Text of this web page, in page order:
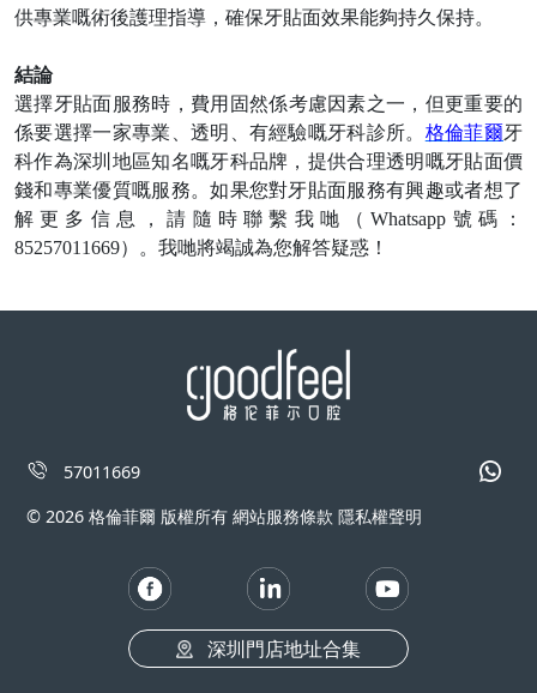
供專業嘅術後護理指導，確保牙貼面效果能夠持久保持。
結論
選擇牙貼面服務時，費用固然係考慮因素之一，但更重要的
係要選擇一家專業、透明、有經驗嘅牙科診所。 格倫菲爾牙
科作為深圳地區知名嘅牙科品牌，提供合理透明嘅牙貼面價
錢和專業優質嘅服務。如果您對牙貼面服務有興趣或者想了
解更多信息，請隨時聯繫 我哋 （Whatsapp 號碼：
85257011669）。 我哋將竭誠為您解答疑惑！
57011669
© 2026 格倫菲爾 版權所有 網站服務條款 隱私權聲明
深圳門店地址合集